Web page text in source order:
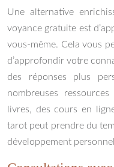
Une alternative
voyance gratuite est
vous-même. Cela vous
d’approfondir votre
des réponses plus
nombreuses
livres, des cours en
tarot peut prendre du
développement